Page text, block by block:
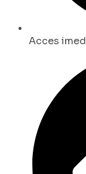
Acces